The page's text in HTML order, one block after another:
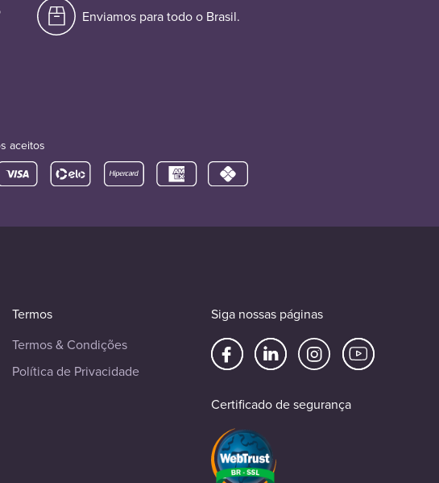
Enviamos para todo o Brasil.
aceitos
Termos
Termos & Condições
Política de Privacidade
Siga nossas páginas
Certificado de segurança